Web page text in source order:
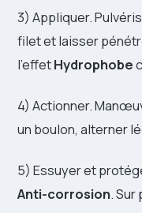
3) Appliquer.
filet et laisser
l’effetHydrophobe
4) Actionner.
un boulon, alterner
5) Essuyer et
Anti-corrosion.